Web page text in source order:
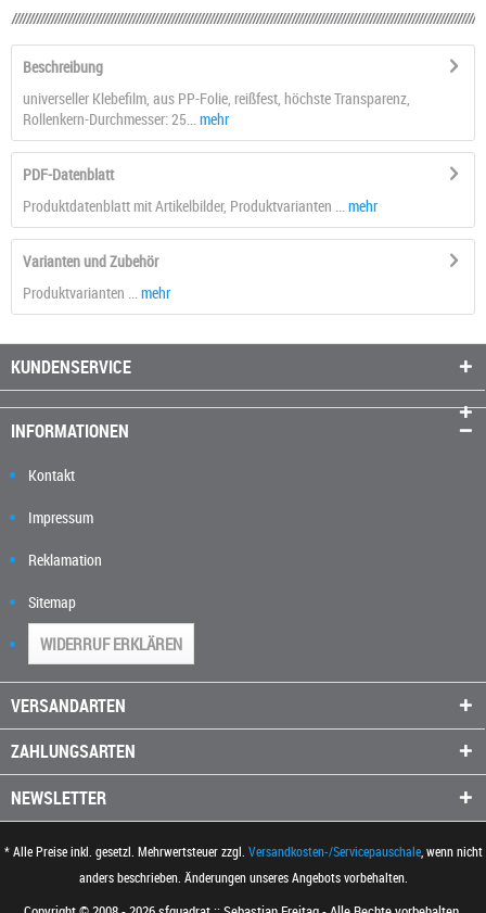
Beschreibung
universeller Klebefilm, aus PP-Folie, reißfest, höchste Transparenz,
Rollenkern-Durchmesser: 25...
mehr
PDF-Datenblatt
Produktdatenblatt mit Artikelbilder, Produktvarianten ... mehr
Varianten und Zubehör
Produktvarianten ... mehr
KUNDENSERVICE
INFORMATIONEN
Kontakt
Impressum
Reklamation
Sitemap
WIDERRUF ERKLÄREN
VERSANDARTEN
ZAHLUNGSARTEN
NEWSLETTER
* Alle Preise inkl. gesetzl. Mehrwertsteuer zzgl. Versandkosten-/Servicepauschale, wenn nicht
anders beschrieben. Änderungen unseres Angebots vorbehalten.